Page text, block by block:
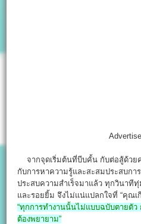
จากจุดเริ่มต้นที่บีบคั้น กับต่อสู้ด้วย
กับการหาความรู้และสะสมประสบกา
ประสบความสำเร็จมาแล้ว ทุกวินาที
และรอยยิ้ม จึงไม่แน่แปลกใจที่ “คุณ
“ทุกการทำงานนั้นไม่แบบฉบับตายตัว
ต้องพยายาม”